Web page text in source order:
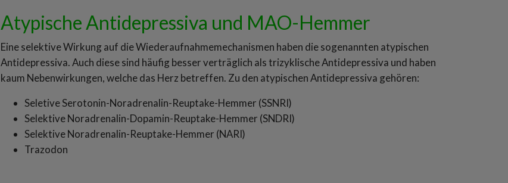
Atypische Antidepressiva und MAO-Hemmer
Eine selektive Wirkung auf die Wiederaufnahmemechanismen haben die sogenannten atypischen
Antidepressiva. Auch diese sind häufig besser verträglich als trizyklische Antidepressiva und haben
kaum Nebenwirkungen, welche das Herz betreffen. Zu den atypischen Antidepressiva gehören:
Seletive Serotonin-Noradrenalin-Reuptake-Hemmer (SSNRI)
Selektive Noradrenalin-Dopamin-Reuptake-Hemmer (SNDRI)
Selektive Noradrenalin-Reuptake-Hemmer (NARI)
Trazodon